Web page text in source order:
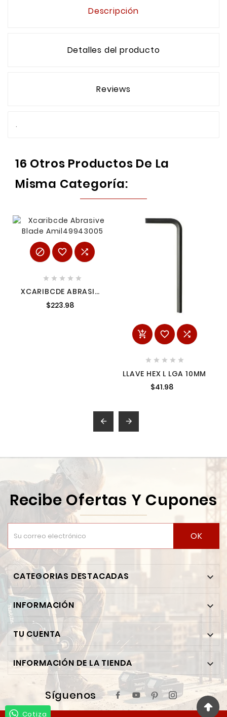
Descripción
Detalles del producto
Reviews
.
16 Otros Productos De La
Misma Categoría:
  
    
XCARIBCDE ABRASIVE
BLADE AMIL49943005
$223.98
  
    
LLAVE HEX L LGA 10MM
$41.98
 
Recibe Ofertas Y Cupones
OK
CATEGORIAS DESTACADAS 
INFORMACIÓN 
TU CUENTA 
INFORMACIÓN DE LA TIENDA 
Síguenos
Cotiza